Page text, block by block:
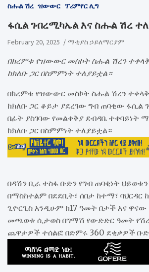
ስሑል ሽረ ዝውውር ፕሪምየር ሊግ
ፋሲል ገብረሚካኤል እና ስሑል ሽረ
February 20, 2025 ማቲያስ ኃይለማርያም
በክረምቱ የዝውውር መስኮት ስሑል ሽረን
ከክለቡ ጋር በስምምነት ተለያይቷል።
በክረምቱ የዝውውር መስኮት ስሑል ሽረን
ከክለቡ ጋር ቆይታ ያደረገው ግብ ጠባቂው ፋሲል
በፊት ያስገባው የመልቀቅያ ደብዳቤ ተቀባይነት
ከክለቡ ጋር በስምምነት ተለያይቷል።
በዳሽን ቢራ ተስፋ ቡድን የግብ ጠባቂነት
በማስከተልም በደደቢት፣ ሰበታ ከተማ፣ ባህርዳር
ጊዮርጊስ እንዲሁም ከ17 ዓመት በታች እና
መጫወቱ ሲታወስ በግማሽ የውድድር ዓመት
ጨዋታዎች ተሰልፎ በድምሩ 360 ደቂቃዎች